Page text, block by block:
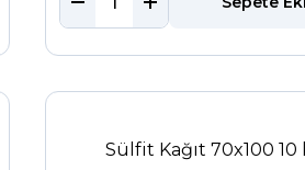
Sülfit Kağıt 70x100 10